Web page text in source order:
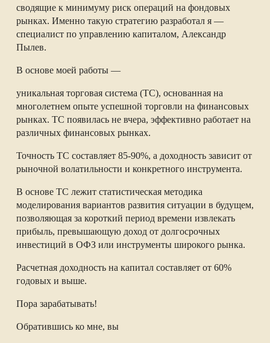
сводящие к минимуму риск операций на фондовых
рынках. Именно такую стратегию разработал я —
специалист по управлению капиталом, Александр
Пылев.
В основе моей работы —
уникальная торговая система (ТС), основанная на
многолетнем опыте успешной торговли на финансовых
рынках. ТС появилась не вчера, эффективно работает на
различных финансовых рынках.
Точность ТС составляет 85-90%, а доходность зависит от
рыночной волатильности и конкретного инструмента.
В основе ТС лежит статистическая методика
моделирования вариантов развития ситуации в будущем,
позволяющая за короткий период времени извлекать
прибыль, превышающую доход от долгосрочных
инвестиций в ОФЗ или инструменты широкого рынка.
Расчетная доходность на капитал составляет от 60%
годовых и выше.
Пора зарабатывать!
Обратившись ко мне, вы